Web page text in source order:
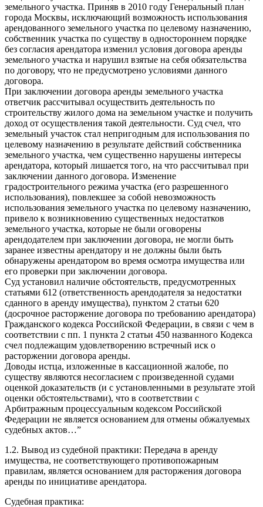
земельного участка. Приняв в 2010 году Генеральный план
города Москвы, исключающий возможность использования
арендованного земельного участка по целевому назначению,
собственник участка по существу в одностороннем порядке
без согласия арендатора изменил условия договора аренды
земельного участка и нарушил взятые на себя обязательства
по договору, что не предусмотрено условиями данного
договора.
При заключении договора аренды земельного участка
ответчик рассчитывал осуществить деятельность по
строительству жилого дома на земельном участке и получить
доход от осуществления такой деятельности. Суд счел, что
земельный участок стал непригодным для использования по
целевому назначению в результате действий собственника
земельного участка, чем существенно нарушены интересы
арендатора, который лишается того, на что рассчитывал при
заключении данного договора. Изменение
градостроительного режима участка (его разрешенного
использования), повлекшее за собой невозможность
использования земельного участка по целевому назначению,
привело к возникновению существенных недостатков
земельного участка, которые не были оговорены
арендодателем при заключении договора, не могли быть
заранее известны арендатору и не должны были быть
обнаружены арендатором во время осмотра имущества или
его проверки при заключении договора.
Суд установил наличие обстоятельств, предусмотренных
статьями 612 (ответственность арендодателя за недостатки
сданного в аренду имущества), пунктом 2 статьи 620
(досрочное расторжение договора по требованию арендатора)
Гражданского кодекса Российской Федерации, в связи с чем в
соответствии с пп. 1 пункта 2 статьи 450 названного Кодекса
счел подлежащим удовлетворению встречный иск о
расторжении договора аренды.
Доводы истца, изложенные в кассационной жалобе, по
существу являются несогласием с произведенной судами
оценкой доказательств (и с установленными в результате этой
оценки обстоятельствами), что в соответствии с
Арбитражным процессуальным кодексом Российской
Федерации не является основанием для отмены обжалуемых
судебных актов…”
1.2. Вывод из судебной практики: Передача в аренду
имущества, не соответствующего противопожарным
правилам, является основанием для расторжения договора
аренды по инициативе арендатора.
Судебная практика: